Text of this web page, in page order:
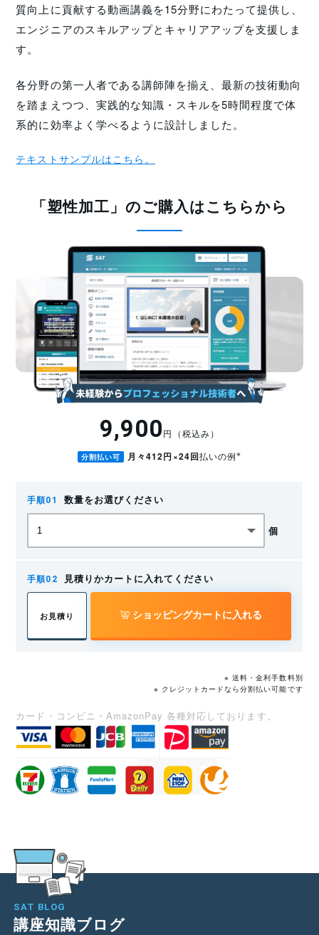
質向上に貢献する動画講義を15分野にわたって提供し、
エンジニアのスキルアップとキャリアアップを支援しま
す。
各分野の第一人者である講師陣を揃え、最新の技術動向
を踏まえつつ、実践的な知識・スキルを5時間程度で体
系的に効率よく学べるように設計しました。
テキストサンプルはこちら。
「塑性加工」のご購入はこちらから
9,900 円（税込み）
分割払い可 月々412円×24回払いの例※
数量をお選びください
個
見積りかカートに入れてください
お見積り ショッピングカートに入れる
※ 送料・金利手数料別
※ クレジットカードなら分割払い可能です
カード・コンビニ・AmazonPay 各種対応しております。
SAT BLOG
講座知識ブログ